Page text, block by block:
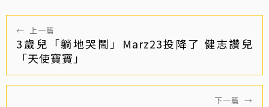
← 上一篇
3歲兒「躺地哭鬧」Marz23投降了 健志讚兒
「天使寶寶」
下一篇 →